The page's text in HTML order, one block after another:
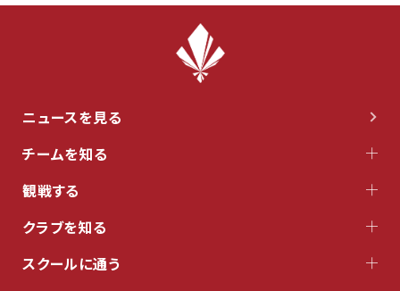
ニュースを見る
チームを知る
観戦する
クラブを知る
スクールに通う